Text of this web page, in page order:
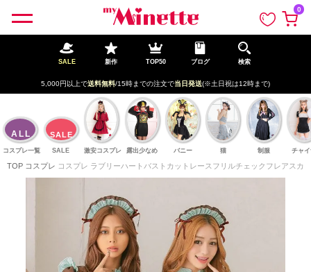
0
SALE 新作 TOP50 ブログ 検索
5,000円以上で送料無料/15時までの注文で当日発送(※土日祝は12時まで)
ALL
コスプレ一覧
SALE
SALE 激安コスプレ 露出少なめ バニー 猫 制服 チャ
TOP コスプレ コスプレ ラブリーハートバストカットレースフリルチェックフレアス
ペー
ジト
ップ